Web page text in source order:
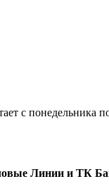
с понедельника
Линии и ТК